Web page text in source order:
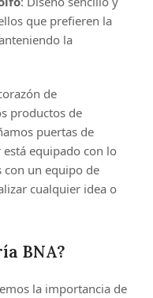
que prefieren la
la
de
productos de
puertas de
equipado con lo
un equipo de
cualquier idea o
BNA?
la importancia de